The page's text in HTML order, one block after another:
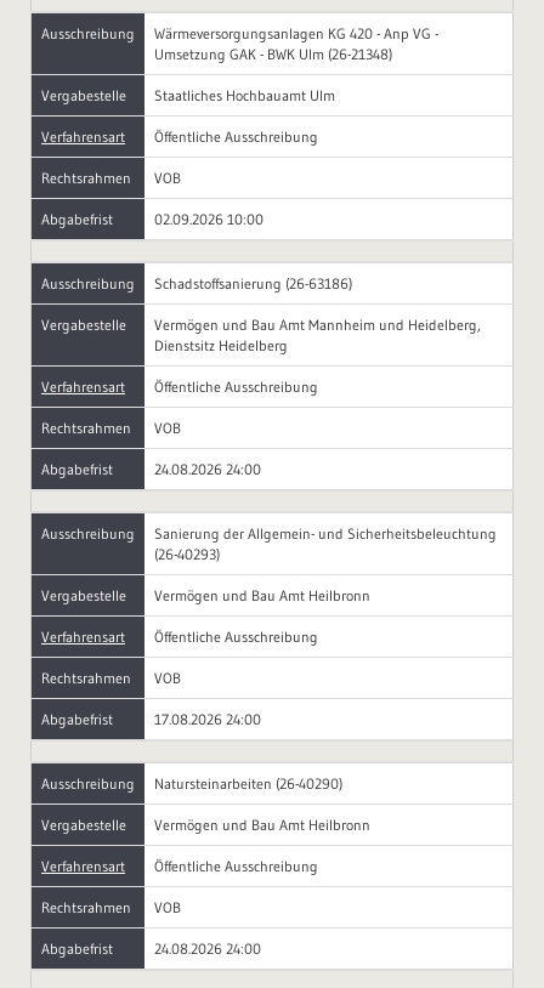
Ausschreibung
Wärmeversorgungsanlagen KG 420 - Anp VG -
Umsetzung GAK - BWK Ulm (26-21348)
Vergabestelle Staatliches Hochbauamt Ulm
Verfahrensart Öffentliche Ausschreibung
Rechtsrahmen VOB
Abgabefrist 02.09.2026 10:00
Ausschreibung Schadstoffsanierung (26-63186)
Vergabestelle
Vermögen und Bau Amt Mannheim und Heidelberg,
Dienstsitz Heidelberg
Verfahrensart Öffentliche Ausschreibung
Rechtsrahmen VOB
Abgabefrist 24.08.2026 24:00
Ausschreibung
Sanierung der Allgemein- und Sicherheitsbeleuchtung
(26-40293)
Vergabestelle Vermögen und Bau Amt Heilbronn
Verfahrensart Öffentliche Ausschreibung
Rechtsrahmen VOB
Abgabefrist 17.08.2026 24:00
Ausschreibung Natursteinarbeiten (26-40290)
Vergabestelle Vermögen und Bau Amt Heilbronn
Verfahrensart Öffentliche Ausschreibung
Rechtsrahmen VOB
Abgabefrist 24.08.2026 24:00